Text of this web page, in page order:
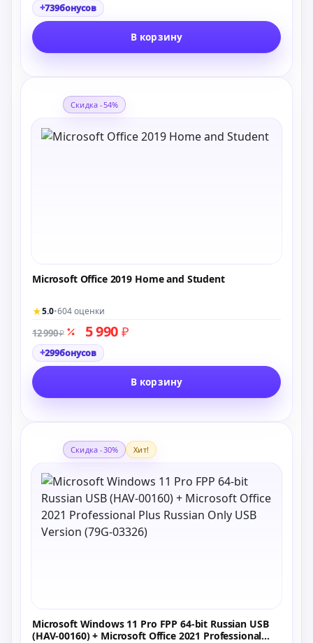
+739бонусов
В корзину
Скидка -54%
Microsoft Office 2019 Home and Student
★5.0•604 оценки
12 990₽ 5 990 ₽
+299бонусов
В корзину
Скидка -30% Хит!
Microsoft Windows 11 Pro FPP 64-bit Russian USB
(HAV-00160) + Microsoft Office 2021 Professional